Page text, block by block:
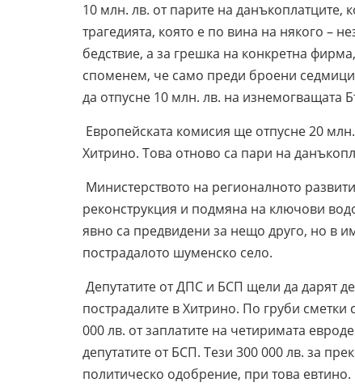
10 млн. лв. от парите на данъкоплатците,
трагедията, която е по вина на някого –
бедствие, а за грешка на конкретна
споменем, че само преди броени
да отпусне 10 млн. лв. на изнемогващата
Европейската комисия ще отпусне 20
Хитрино. Това отново са пари на
Министерството на регионалното
реконструкция и подмяна на ключови
явно са предвидени за нещо друго, но в
пострадалото шуменско село.
Депутатите от ДПС и БСП щели да дарят
пострадалите в Хитрино. По груби
000 лв. от заплатите на четиримата
депутатите от БСП. Тези 300 000 лв. за
политическо одобрение, при това евтино.